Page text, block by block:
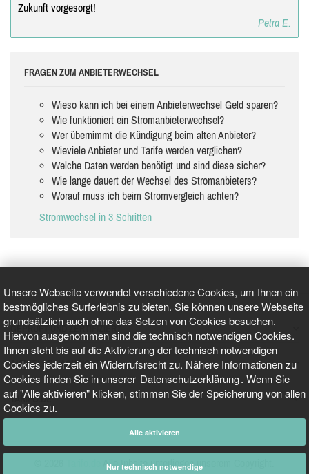
Unsere Webseite verwendet verschiedene Cookies, um Ihnen ein
bestmögliches Surferlebnis zu bieten. Sie können unsere Webseite
grundsätzlich auch ohne das Setzen von Cookies besuchen.
Hiervon ausgenommen sind die technisch notwendigen Cookies.
Ihnen steht bis auf die Aktivierung der technisch notwendigen
Cookies jederzeit ein Widerrufsrecht zu. Nähere Informationen zu
Cookies finden Sie in unserer Datenschutzerklärung. Wenn Sie
auf "Alle aktivieren" klicken, stimmen Sie der Speicherung von allen
Cookies zu.
Alle aktivieren
Nur technisch notwendige
Zukunft vorgesorgt!
Petra E.
FRAGEN ZUM ANBIETERWECHSEL
Wieso kann ich bei einem Anbieterwechsel Geld sparen?
Wie funktioniert ein Stromanbieterwechsel?
Wer übernimmt die Kündigung beim alten Anbieter?
Wieviele Anbieter und Tarife werden verglichen?
Welche Daten werden benötigt und sind diese sicher?
Wie lange dauert der Wechsel des Stromanbieters?
Worauf muss ich beim Stromvergleich achten?
Stromwechsel in 3 Schritten
GEPRÜFT UND ZERTIFIZIERT
AKTUELLE NACHRICHTEN
TARIFO.DE
Alle Inhalte unterliegen unserem Copyright.